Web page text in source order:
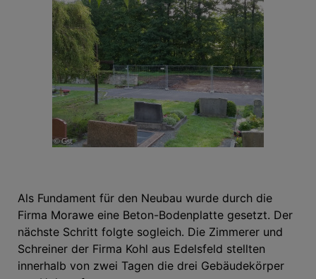
Als Fundament für den Neubau wurde durch die
Firma Morawe eine Beton-Bodenplatte gesetzt. Der
nächste Schritt folgte sogleich. Die Zimmerer und
Schreiner der Firma Kohl aus Edelsfeld stellten
innerhalb von zwei Tagen die drei Gebäudekörper